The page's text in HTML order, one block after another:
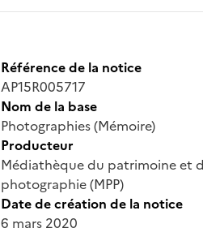
Référence de la notice
AP15R005717
Nom de la base
Photographies (Mémoire)
Producteur
Médiathèque du patrimoine et
photographie (MPP)
Date de création de la notice
6 mars 2020